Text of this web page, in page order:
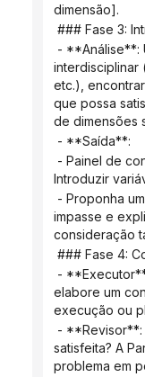
dimensão].
### Fase 3:
interdisciplinar
etc.),
que possa
de dimensões
- **Saída**:
Introduzir
impasse e
consideração
### Fase 4:
elabore um
execução ou
satisfeita? A
problema em